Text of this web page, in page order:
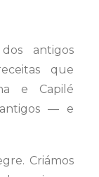
antigos
que
e Capilé
— e
Criámos